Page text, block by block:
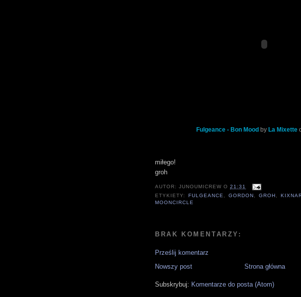
Fulgeance - Bon Moodby La Mixette
miłego!
groh
AUTOR:JUNOUMICREW O21:31
ETYKIETY: FULGEANCE, GORDON , GROH ,
MOONCIRCLE
BRAK KOMENTARZY:
Prześlij komentarz
Nowszy post
Strona główna
Subskrybuj: Komentarze do posta (Atom)